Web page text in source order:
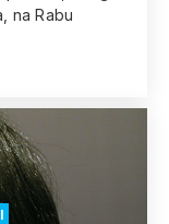
na Rabu